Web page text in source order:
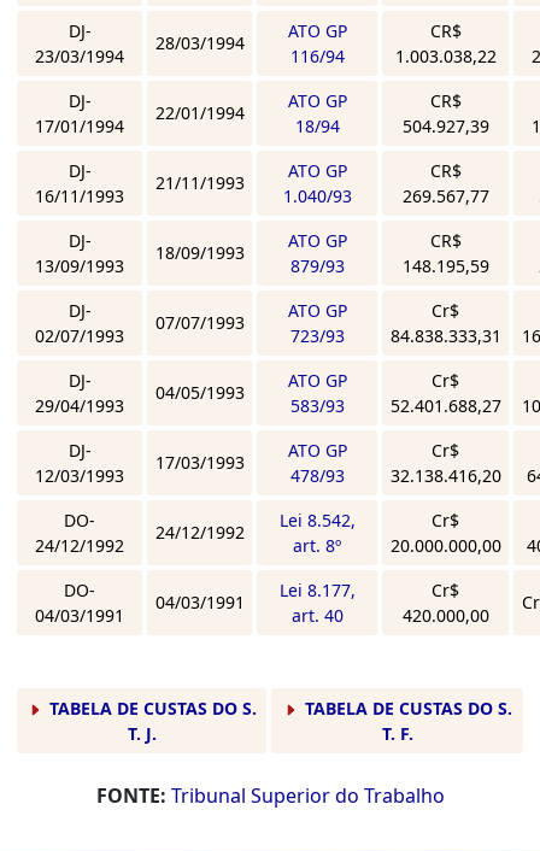
DJ-
23/03/1994
28/03/1994
ATO GP
116/94
CR$
1.003.038,22
DJ-
17/01/1994
22/01/1994
ATO GP
18/94
CR$
504.927,39
DJ-
16/11/1993
21/11/1993
ATO GP
1.040/93
CR$
269.567,77
DJ-
13/09/1993
18/09/1993
ATO GP
879/93
CR$
148.195,59
DJ-
02/07/1993
07/07/1993
ATO GP
723/93
Cr$
84.838.333,31
DJ-
29/04/1993
04/05/1993
ATO GP
583/93
Cr$
52.401.688,27
DJ-
12/03/1993
17/03/1993
ATO GP
478/93
Cr$
32.138.416,20
DO-
24/12/1992
24/12/1992
Lei 8.542,
art. 8º
Cr$
20.000.000,00
DO-
04/03/1991
04/03/1991
Lei 8.177,
art. 40
Cr$
420.000,00
TABELA DE CUSTAS DO S.
T. J.
TABELA DE CUSTAS DO S.
T. F.
FONTE: Tribunal Superior do Trabalho